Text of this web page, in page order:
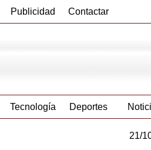
Publicidad Contactar
Tecnología Deportes
21/